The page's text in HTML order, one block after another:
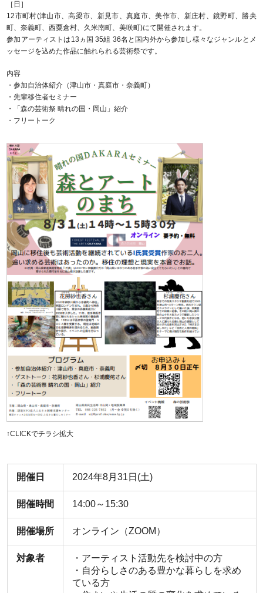
［日］
12市町村(津山市、高梁市、新見市、真庭市、美作市、新庄村、鏡野町、勝央
町、奈義町、⻄粟倉村、久米南町、美咲町)にて開催されます。
参加アーティストは13ヵ国 35組 36名と国内外から参加し様々なジャンルとメ
ッセージを込めた作品に触れられる芸術祭です。
内容
・参加自治体紹介（津山市・真庭市・奈義町）
・先輩移住者セミナー
・「森の芸術祭 晴れの国・岡山」紹介
・フリートーク
↑CLICKでチラシ拡大
開催日 2024年8月31日(土)
開催時間 14:00～15:30
開催場所 オンライン（ZOOM）
対象者
・アーティスト活動先を検討中の方
・自分らしさのある豊かな暮らしを求め
ている方